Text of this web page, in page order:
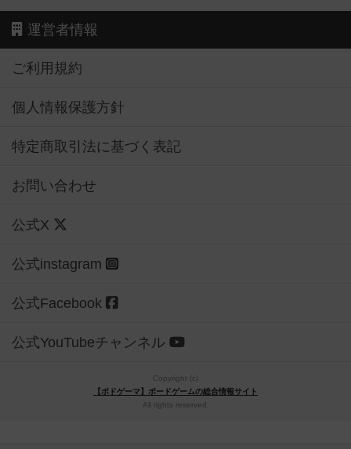
運営者情報
ご利用規約
個人情報保護方針
特定商取引法に基づく表記
お問い合わせ
公式X
公式instagram
公式Facebook
公式YouTubeチャンネル
Copyright (c)
【ボドゲーマ】ボードゲームの総合情報サイト
All rights reserved.